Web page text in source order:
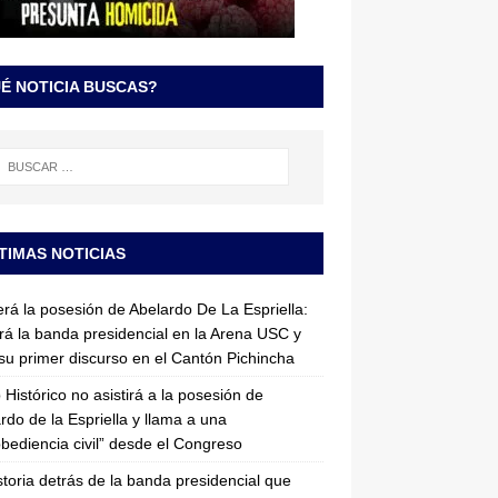
NOTICIA BUSCAS?
NOTICIAS
la posesión de Abelardo De La Espriella:
la banda presidencial en la Arena USC y
primer discurso en el Cantón Pichincha
Histórico no asistirá a la posesión de
de la Espriella y llama a una
civil” desde el Congreso
detrás de la banda presidencial que